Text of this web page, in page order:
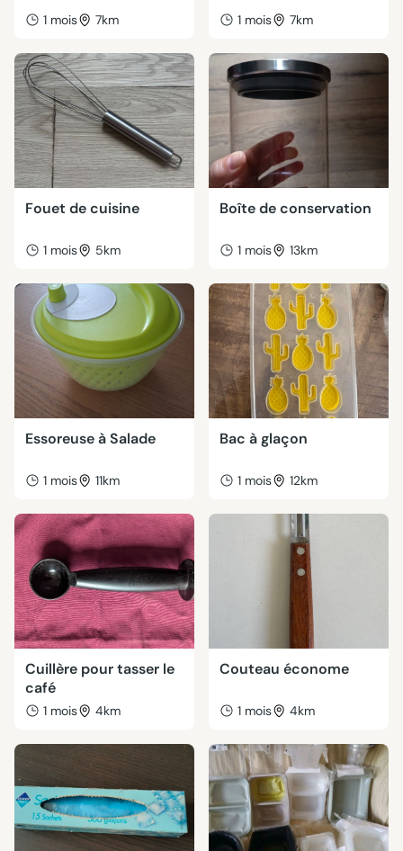
1 mois 7km 1 mois 7km
Fouet de cuisine
1 mois 5km
Boîte de conservation
1 mois 13km
Essoreuse à Salade
1 mois 11km
Bac à glaçon
1 mois 12km
Cuillère pour tasser le
café
1 mois 4km
Couteau économe
1 mois 4km